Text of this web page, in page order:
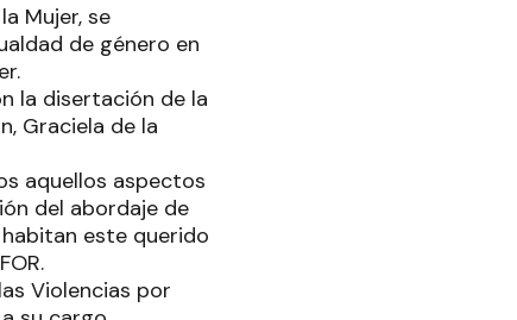
Mujer, se
de género en
la disertación de la
Graciela de la
aquellos aspectos
del abordaje de
este querido
Violencias por